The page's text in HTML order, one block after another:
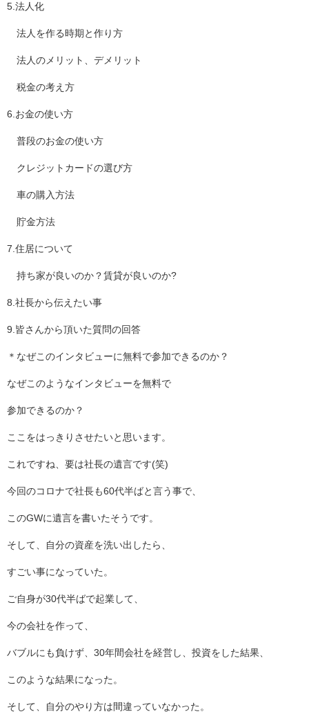
5.法人化
法人を作る時期と作り方
法人のメリット、デメリット
税金の考え方
6.お金の使い方
普段のお金の使い方
クレジットカードの選び方
車の購入方法
貯金方法
7.住居について
持ち家が良いのか？賃貸が良いのか?
8.社長から伝えたい事
9.皆さんから頂いた質問の回答
＊なぜこのインタビューに無料で参加できるのか？
なぜこのようなインタビューを無料で
参加できるのか？
ここをはっきりさせたいと思います。
これですね、要は社長の遺言です(笑)
今回のコロナで社長も60代半ばと言う事で、
このGWに遺言を書いたそうです。
そして、自分の資産を洗い出したら、
すごい事になっていた。
ご自身が30代半ばで起業して、
今の会社を作って、
バブルにも負けず、30年間会社を経営し、投資をした結果、
このような結果になった。
そして、自分のやり方は間違っていなかった。